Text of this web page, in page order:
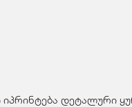
დეტალური